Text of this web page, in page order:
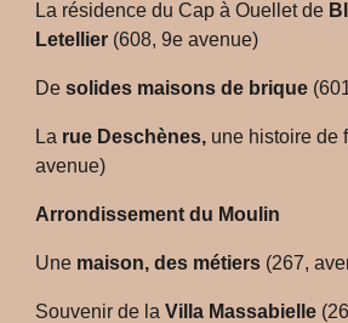
La résidence du Cap à Ouellet de
Letellier (608, 9e avenue)
Desolides maisons de brique
La rue Deschènes, une histoire de
avenue)
Arrondissement du Moulin
Une maison, des métiers (267,
Souvenir de laVilla Massabielle